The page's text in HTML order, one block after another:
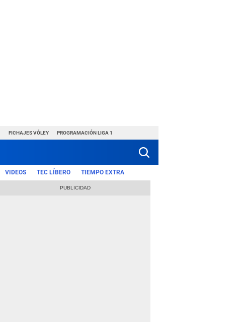
FICHAJES VÓLEY PROGRAMACIÓN LIGA 1
VIDEOS TEC LÍBERO TIEMPO EXTRA